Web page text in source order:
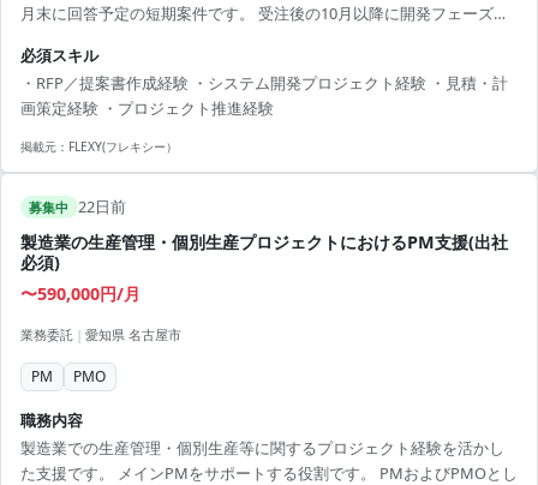
月末に回答予定の短期案件です。 受注後の10月以降に開発フェーズで
対面）
必須スキル
・RFP／提案書作成経験 ・システム開発プロジェクト経験 ・見積・計
画策定経験 ・プロジェクト推進経験
掲載元： FLEXY(フレキシー）
募集中 22日前
製造業の生産管理・個別生産プロジェクトにおけるPM支援(出社
必須)
〜590,000円/月
業務委託 | 愛知県 名古屋市
PM PMO
職務内容
製造業での生産管理・個別生産等に関するプロジェクト経験を活かし
た支援です。 メインPMをサポートする役割です。 PMおよびPMOとし